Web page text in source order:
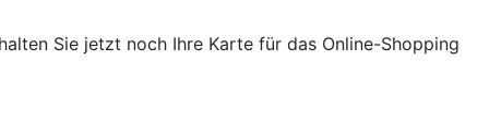
Sie jetzt noch Ihre Karte für das Online-Shopping